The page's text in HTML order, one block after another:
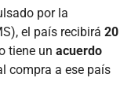
por la
el país recibirá 20
tiene un acuerdo
compra a ese país